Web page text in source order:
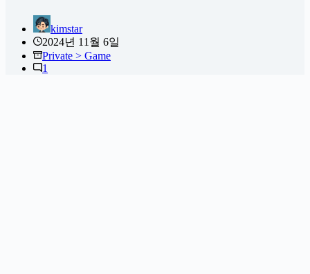
kimstar
2024년 11월 6일
Private > Game
1